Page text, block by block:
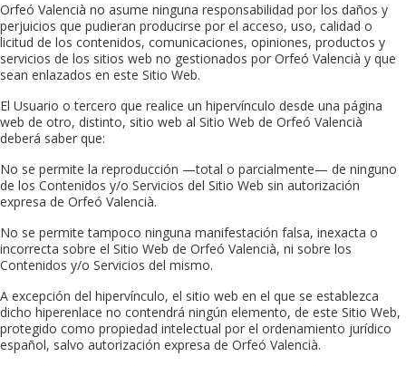
Orfeó Valencià no asume ninguna responsabilidad por los daños y
perjuicios que pudieran producirse por el acceso, uso, calidad o
licitud de los contenidos, comunicaciones, opiniones, productos y
servicios de los sitios web no gestionados por Orfeó Valencià y que
sean enlazados en este Sitio Web.
El Usuario o tercero que realice un hipervínculo desde una página
web de otro, distinto, sitio web al Sitio Web de Orfeó Valencià
deberá saber que:
No se permite la reproducción —total o parcialmente— de ninguno
de los Contenidos y/o Servicios del Sitio Web sin autorización
expresa de Orfeó Valencià.
No se permite tampoco ninguna manifestación falsa, inexacta o
incorrecta sobre el Sitio Web de Orfeó Valencià, ni sobre los
Contenidos y/o Servicios del mismo.
A excepción del hipervínculo, el sitio web en el que se establezca
dicho hiperenlace no contendrá ningún elemento, de este Sitio Web,
protegido como propiedad intelectual por el ordenamiento jurídico
español, salvo autorización expresa de Orfeó Valencià.